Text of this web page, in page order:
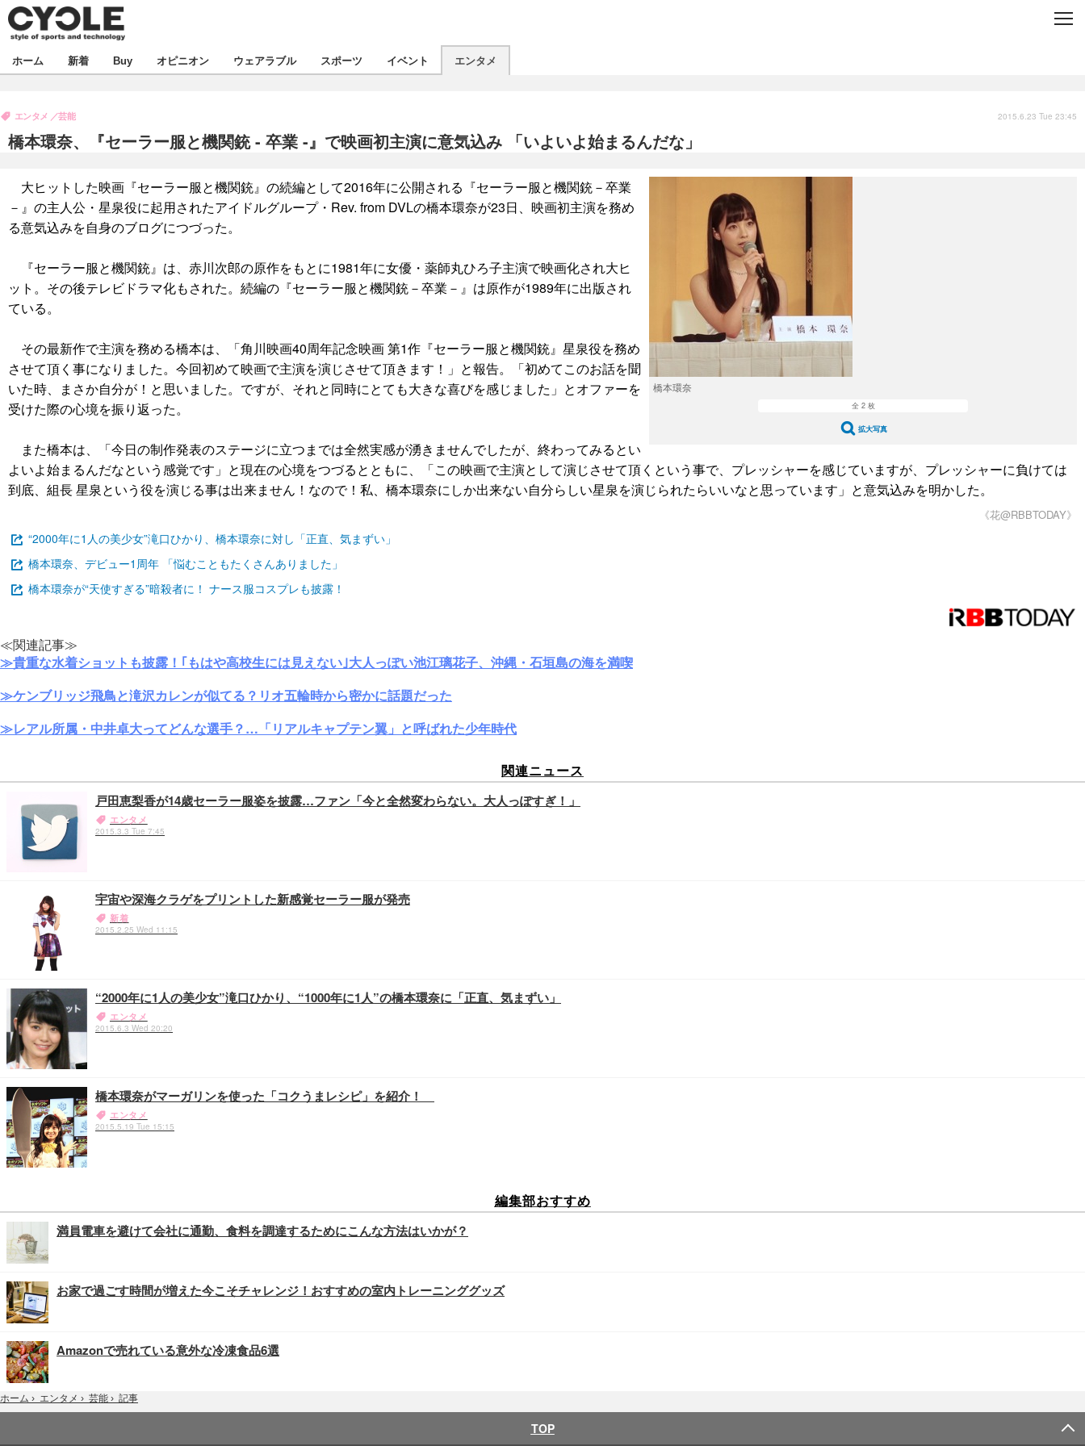
C
飲食
ボイス
デバイス
ビジネス
海外
スポーツ
短信
選手
イベント
文化
エンタメ
出版／映画
話題
ファッション
写真
動画
社会
政治
ホーム 新着 Buy オピニオン ウェアラブル スポーツ イベント エンタメ
橋本環奈、『セーラー服と機関銃 - 卒業 -』で映画初主演に意気込み 「いよいよ始まるんだな」
エンタメ 芸能 2015.6.23 Tue 23:45
橋本環奈
全 2 枚
拡大写真
大ヒットした映画『セーラー服と機関銃』の続編として2016年に公開される『セーラー服と機関銃－卒業
－』の主人公・星泉役に起用されたアイドルグループ・Rev. from DVLの橋本環奈が23日、映画初主演を務め
る意気込みを自身のブログにつづった。
『セーラー服と機関銃』は、赤川次郎の原作をもとに1981年に女優・薬師丸ひろ子主演で映画化され大ヒ
ット。その後テレビドラマ化もされた。続編の『セーラー服と機関銃－卒業－』は原作が1989年に出版され
ている。
その最新作で主演を務める橋本は、「角川映画40周年記念映画 第1作『セーラー服と機関銃』星泉役を務め
させて頂く事になりました。今回初めて映画で主演を演じさせて頂きます！」と報告。「初めてこのお話を聞
いた時、まさか自分が！と思いました。ですが、それと同時にとても大きな喜びを感じました」とオファーを
受けた際の心境を振り返った。
また橋本は、「今日の制作発表のステージに立つまでは全然実感が湧きませんでしたが、終わってみるとい
よいよ始まるんだなという感覚です」と現在の心境をつづるとともに、「この映画で主演として演じさせて頂くという事で、プレッシャーを感じていますが、プレッシャーに負けては
到底、組長 星泉という役を演じる事は出来ません！なので！私、橋本環奈にしか出来ない自分らしい星泉を演じられたらいいなと思っています」と意気込みを明かした。
《花@RBBTODAY》
“2000年に1人の美少女”滝口ひかり、橋本環奈に対し「正直、気まずい」
橋本環奈、デビュー1周年 「悩むこともたくさんありました」
橋本環奈が“天使すぎる”暗殺者に！ ナース服コスプレも披露！
≪関連記事≫
≫貴重な水着ショットも披露！｢もはや高校生には見えない｣大人っぽい池江璃花子、沖縄・石垣島の海を満喫
≫ケンブリッジ飛鳥と滝沢カレンが似てる？リオ五輪時から密かに話題だった
≫レアル所属・中井卓大ってどんな選手？…「リアルキャプテン翼」と呼ばれた少年時代
関連ニュース
戸田恵梨香が14歳セーラー服姿を披露…ファン「今と全然変わらない。大人っぽすぎ！」
エンタメ
2015.3.3 Tue 7:45
宇宙や深海クラゲをプリントした新感覚セーラー服が発売
新着
2015.2.25 Wed 11:15
“2000年に1人の美少女”滝口ひかり、“1000年に1人”の橋本環奈に「正直、気まずい」
エンタメ
2015.6.3 Wed 20:20
橋本環奈がマーガリンを使った「コクうまレシピ」を紹介！
エンタメ
2015.5.19 Tue 15:15
編集部おすすめ
満員電車を避けて会社に通勤、食料を調達するためにこんな方法はいかが？
お家で過ごす時間が増えた今こそチャレンジ！おすすめの室内トレーニンググッズ
Amazonで売れている意外な冷凍食品6選
ホーム › エンタメ › 芸能 › 記事
TOP